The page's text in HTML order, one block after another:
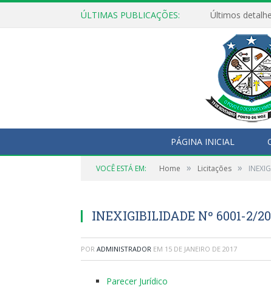
ÚLTIMAS PUBLICAÇÕES: Últimos
PÁGINA INICIAL
VOCÊ ESTÁ EM: Home » Licitações »
INEXIGIBILIDADE Nº 6001-2/
POR ADMINISTRADOR EM 15 DE JANEIRO DE 2017
Parecer Jurídico